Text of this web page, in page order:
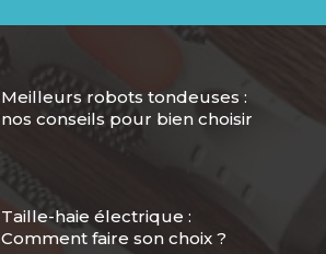
Meilleurs robots tondeuses :
nos conseils pour bien choisir
Taille-haie électrique :
Comment faire son choix ?